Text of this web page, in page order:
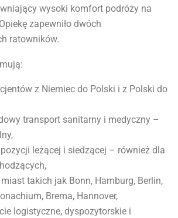
wysoki komfort podróży na
zapewniło dwóch
ratowników.
z Niemiec do Polski i z Polski do
transport sanitarny i medyczny –
leżącej i siedzącej – również dla
takich jak Bonn, Hamburg, Berlin,
Brema, Hannover,
logistyczne, dyspozytorskie i